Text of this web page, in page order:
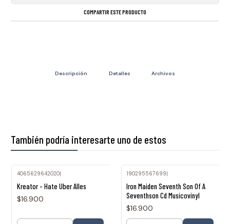
COMPARTIR ESTE PRODUCTO
Descripción Detalles Archivos
También podría interesarte uno de estos
4065629642020|
Kreator - Hate Uber Alles
$16.900
190295567699|
Iron Maiden Seventh Son Of A
Seventhson Cd Musicovinyl
$16.900